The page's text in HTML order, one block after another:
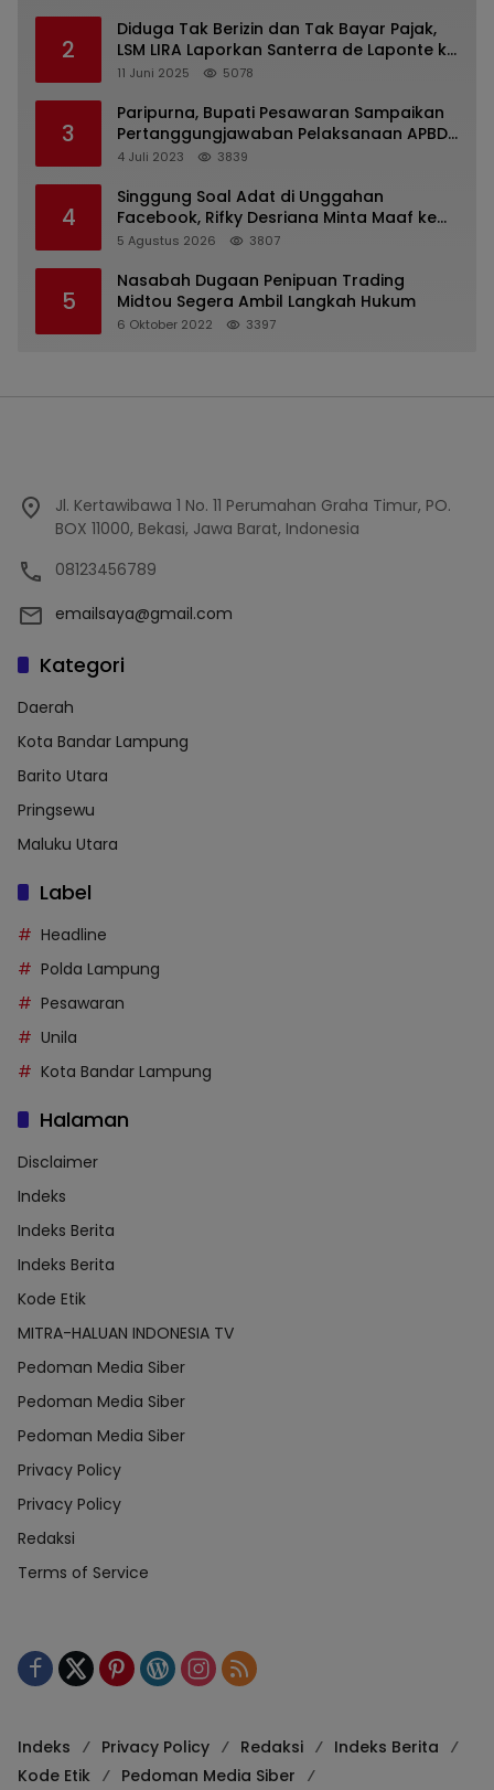
2
Diduga Tak Berizin dan Tak Bayar Pajak,
LSM LIRA Laporkan Santerra de Laponte ke
Kejaksaan Kota Batu
11 Juni 2025 5078
3
Paripurna, Bupati Pesawaran Sampaikan
Pertanggungjawaban Pelaksanaan APBD
2022
4 Juli 2023 3839
4
Singgung Soal Adat di Unggahan
Facebook, Rifky Desriana Minta Maaf ke
PDA dan Bupati Kubar
5 Agustus 2026 3807
5
Nasabah Dugaan Penipuan Trading
Midtou Segera Ambil Langkah Hukum
6 Oktober 2022 3397
Jl. Kertawibawa 1 No. 11 Perumahan Graha Timur, PO.
BOX 11000, Bekasi, Jawa Barat, Indonesia
08123456789
emailsaya@gmail.com
Kategori
Daerah
Kota Bandar Lampung
Barito Utara
Pringsewu
Maluku Utara
Label
Headline
Polda Lampung
Pesawaran
Unila
Kota Bandar Lampung
Halaman
Disclaimer
Indeks
Indeks Berita
Indeks Berita
Kode Etik
MITRA-HALUAN INDONESIA TV
Pedoman Media Siber
Pedoman Media Siber
Pedoman Media Siber
Privacy Policy
Privacy Policy
Redaksi
Terms of Service
Indeks Privacy Policy Redaksi
Indeks Berita
Kode Etik
Pedoman Media Siber